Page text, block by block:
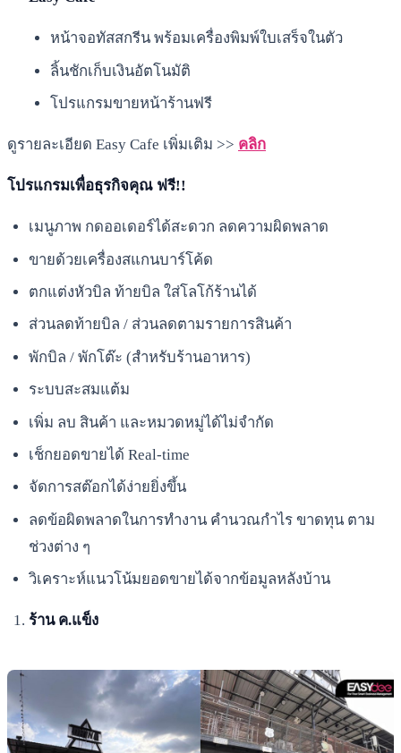
หน้าจอทัสสกรีน พร้อมเครื่องพิมพ์ใบเสร็จในตัว
ลิ้นชักเก็บเงินอัตโนมัติ
โปรแกรมขายหน้าร้านฟรี
ดูรายละเอียด Easy Cafe เพิ่มเติม >> คลิก
โปรแกรมเพื่อธุรกิจคุณ ฟรี!!
เมนูภาพ กดออเดอร์ได้สะดวก ลดความผิดพลาด
ขายด้วยเครื่องสแกนบาร์โค้ด
ตกแต่งหัวบิล ท้ายบิล ใส่โลโก้ร้านได้
ส่วนลดท้ายบิล / ส่วนลดตามรายการสินค้า
พักบิล / พักโต๊ะ (สำหรับร้านอาหาร)
ระบบสะสมแต้ม
เพิ่ม ลบ สินค้า และหมวดหมู่ได้ไม่จำกัด
เช็กยอดขายได้ Real-time
จัดการสต๊อกได้ง่ายยิ่งขึ้น
ลดข้อผิดพลาดในการทำงาน คำนวณกำไร ขาดทุน ตาม
ช่วงต่าง ๆ
วิเคราะห์แนวโน้มยอดขายได้จากข้อมูลหลังบ้าน
ร้าน ค.แข็ง